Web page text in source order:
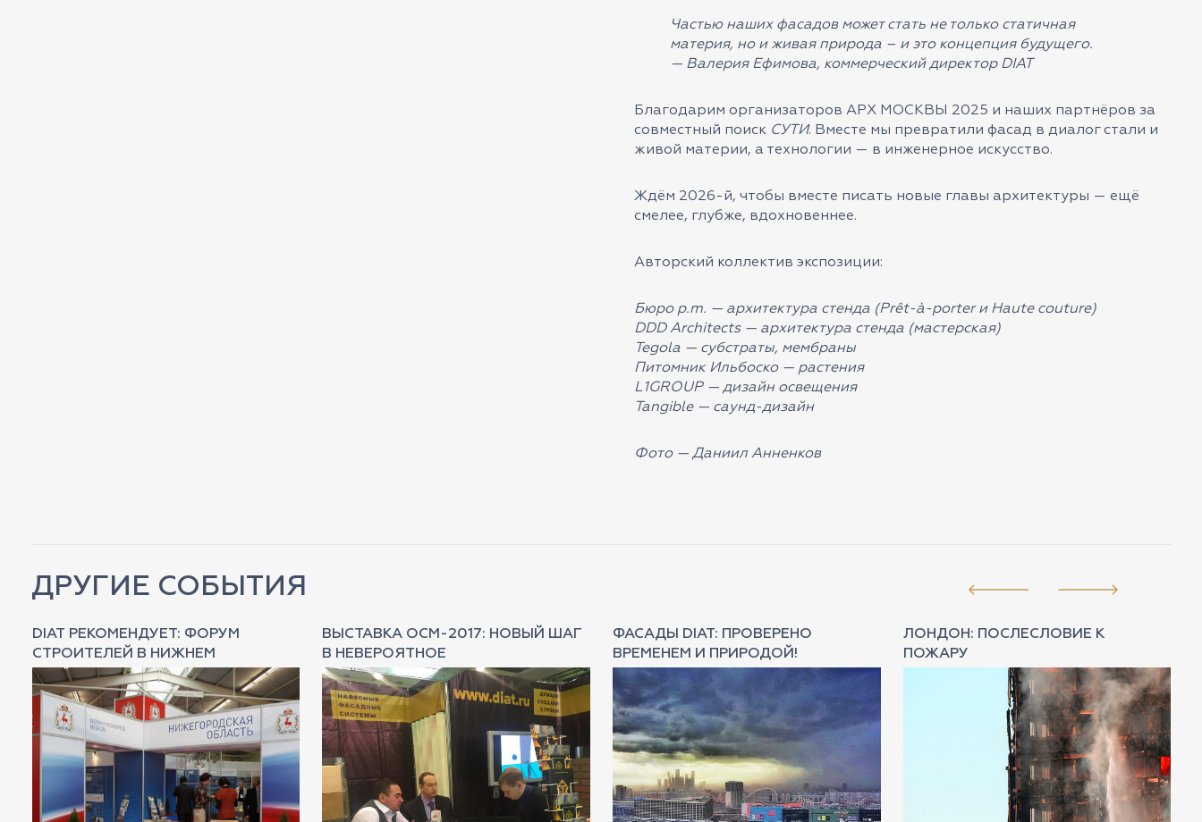
Частью наших фасадов может стать не только статичная
материя, но и живая природа – и это концепция будущего.
— Валерия Ефимова, коммерческий директор DIAT
Благодарим организаторов АРХ МОСКВЫ 2025 и наших партнёров за
совместный поиск СУТИ. Вместе мы превратили фасад в диалог стали и
живой материи, а технологии — в инженерное искусство.
Ждём 2026-й, чтобы вместе писать новые главы архитектуры — ещё
смелее, глубже, вдохновеннее.
Авторский коллектив экспозиции:
Бюро p.m. — архитектура стенда (Prêt-à-porter и Haute couture)
DDD Architects— архитектура стенда (мастерская)
Tegola — субстраты, мембраны
Питомник Ильбоско — растения
L1GROUP— дизайн освещения
Tangible — саунд-дизайн
Фото —Даниил Анненков
ДРУГИЕ СОБЫТИЯ
DIAT РЕКОМЕНДУЕТ: ФОРУМ
СТРОИТЕЛЕЙ В НИЖНЕМ
ВЫСТАВКА ОСМ-2017: НОВЫЙ ШАГ
В НЕВЕРОЯТНОЕ
ФАСАДЫ DIAT: ПРОВЕРЕНО
ВРЕМЕНЕМ И ПРИРОДОЙ!
ЛОНДОН: ПОСЛЕСЛОВИЕ К
ПОЖАРУ